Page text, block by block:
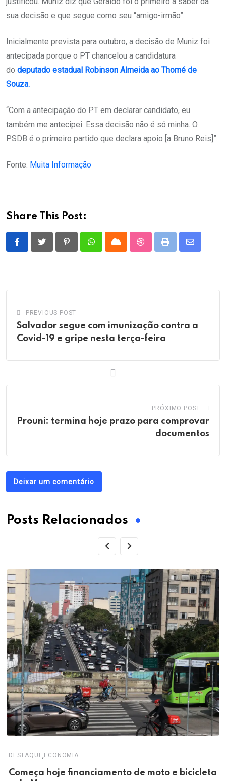
sua decisão e que segue como seu “amigo-irmão”.
Inicialmente prevista para outubro, a decisão de Muniz foi
antecipada porque o PT chancelou a candidatura
do deputado estadual Robinson Almeida ao Thomé de
Souza.
“Com a antecipação do PT em declarar candidato, eu
também me antecipei. Essa decisão não é só minha. O
PSDB é o primeiro partido que declara apoio [a Bruno Reis]”.
Fonte: Muita Informação
Share This Post:
PinterestWhatsappCloud StumbleUpon
Print
Share
PREVIOUS POST
Salvador segue com imunização contra a
Covid-19 e gripe nesta terça-feira
PRÓXIMO POST
Prouni: termina hoje prazo para comprovar
documentos
Deixar um comentário
Posts Relacionados
DESTAQUE,ECONOMIA
Começa hoje financiamento de moto e bicicleta